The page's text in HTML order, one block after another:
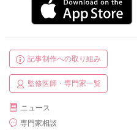
記事制作への取り組み
監修医師・専門家一覧
ニュース
専門家相談